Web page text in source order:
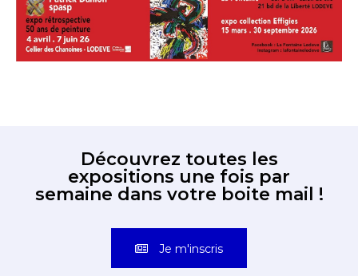
Découvrez toutes les
expositions une fois par
semaine dans votre boite mail !
Je m'inscris